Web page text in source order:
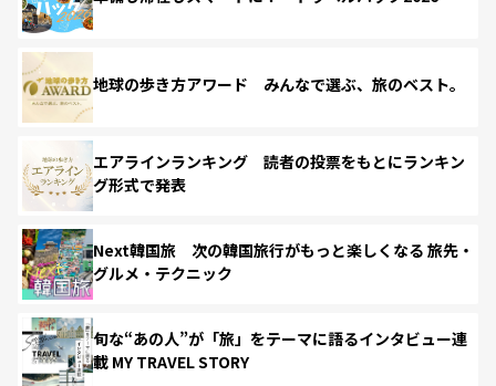
地球の歩き方アワード みんなで選ぶ、旅のベスト。
エアラインランキング 読者の投票をもとにランキン
グ形式で発表
Next韓国旅 次の韓国旅行がもっと楽しくなる 旅先・
グルメ・テクニック
旬な“あの人”が「旅」をテーマに語るインタビュー連
載 MY TRAVEL STORY